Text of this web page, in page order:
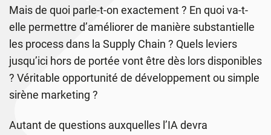
Mais de quoi parle-t-on exactement ? En quoi va-t-
elle permettre d’améliorer de manière substantielle
les process dans la Supply Chain ? Quels leviers
jusqu’ici hors de portée vont être dès lors disponibles
? Véritable opportunité de développement ou simple
sirène marketing ?
Autant de questions auxquelles l’IA devra